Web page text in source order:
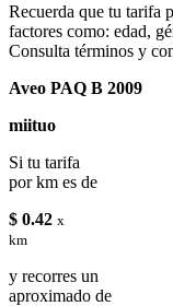
Recuerda que tu tarifa
factores como: edad,
Consulta términos y
Aveo PAQ B 2009
miituo
Si tu tarifa
por km es de
$ 0.42 x
km
y recorres un
aproximado de